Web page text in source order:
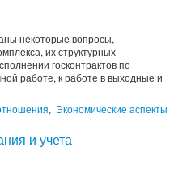
некоторые вопросы,
их структурных
госконтрактов по
работе, к работе в выходные и
, Экономические аспекты
и учета